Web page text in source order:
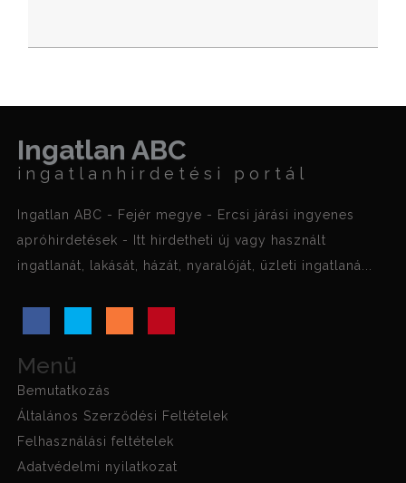
Ingatlan ABC
ingatlanhirdetési portál
Ingatlan ABC - Fejér megye - Ercsi járási ingyenes
apróhirdetések - Itt hirdetheti új vagy használt
ingatlanát, lakását, házát, nyaralóját, üzleti ingatlaná...
Menü
Bemutatkozás
Általános Szerződési Feltételek
Felhasználási feltételek
Adatvédelmi nyilatkozat